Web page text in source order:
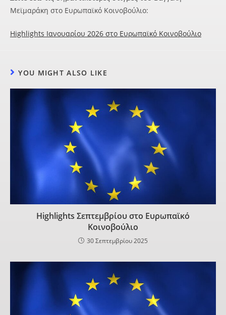
Μεϊμαράκη στο Ευρωπαϊκό Κοινοβούλιο:
Highlights Ιανουαρίου 2026 στο Ευρωπαϊκό Κοινοβούλιο
YOU MIGHT ALSO LIKE
Highlights Σεπτεμβρίου στο Ευρωπαϊκό
Κοινοβούλιο
30 Σεπτεμβρίου 2025